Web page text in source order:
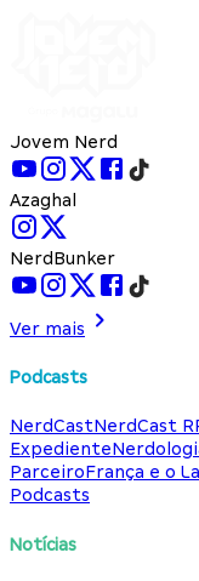
Jovem Nerd
Azaghal
NerdBunker
Ver mais
Podcasts
NerdCastNerdCast
Expediente
ParceiroFrança e o
Podcasts
Notícias